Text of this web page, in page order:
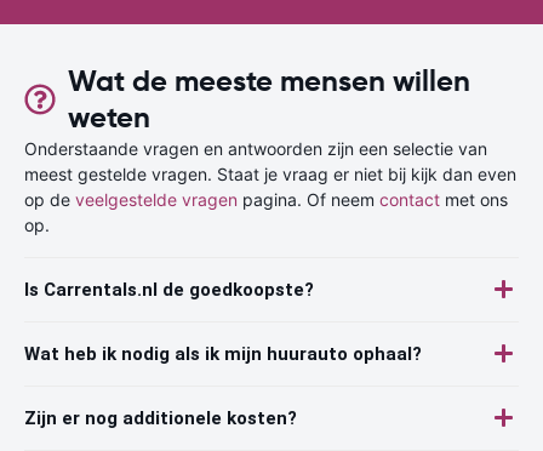
Wat de meeste mensen willen
weten
Onderstaande vragen en antwoorden zijn een selectie van
meest gestelde vragen. Staat je vraag er niet bij kijk dan even
op de veelgestelde vragen pagina. Of neem contact met ons
op.
Is Carrentals.nl de goedkoopste?
Wat heb ik nodig als ik mijn huurauto ophaal?
Zijn er nog additionele kosten?